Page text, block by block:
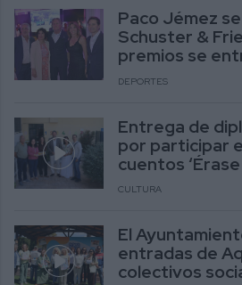
Paco Jémez
Schuster &
premios se
DEPORTES
Entrega de
por participar
cuentos
CULTURA
El
entradas de
colectivos